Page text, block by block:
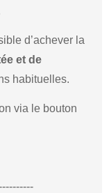
d’achever la
et de
habituelles.
via le bouton